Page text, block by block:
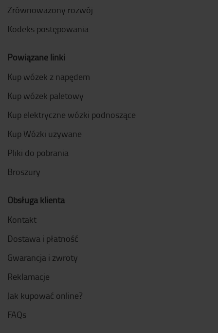
Zrównoważony rozwój
Kodeks postępowania
Powiązane linki
Kup wózek z napędem
Kup wózek paletowy
Kup elektryczne wózki podnoszące
Kup Wózki używane
Pliki do pobrania
Broszury
Obsługa klienta
Kontakt
Dostawa i płatność
Gwarancja i zwroty
Reklamacje
Jak kupować online?
FAQs